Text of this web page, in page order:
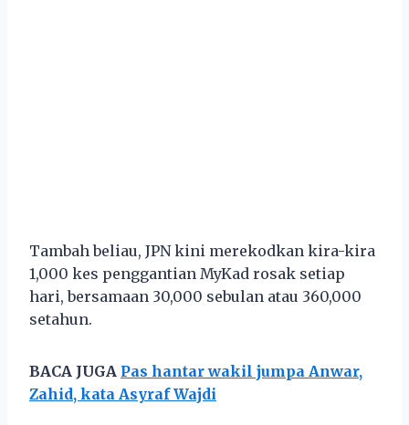
Tambah beliau, JPN kini merekodkan kira-kira
1,000 kes penggantian MyKad rosak setiap
hari, bersamaan 30,000 sebulan atau 360,000
setahun.
BACA JUGA Pas hantar wakil jumpa Anwar,
Zahid, kata Asyraf Wajdi